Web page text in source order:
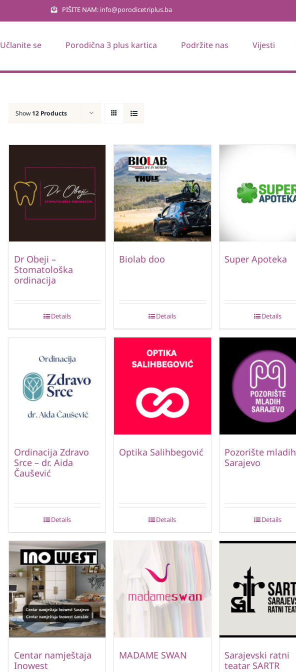
PIŠITE NAM: info@porodicetriplus.ba
Učlanite se Porodična 3 plus kartica Podržite nas Vijesti
Show 12 Products
Dr Obeji –
Stomatološka
ordinacija
Details
Biolab doo
Details
Super Apoteka
Details
Ordinacija Zdravo
Srce – dr. Aida
Čaušević
Details
Optika Salihbegović
Details
Pozorište mladih
Sarajevo
Details
Centar namještaja
Inowest
MADAME SWAN
Sarajevski ratni
teatar SARTR